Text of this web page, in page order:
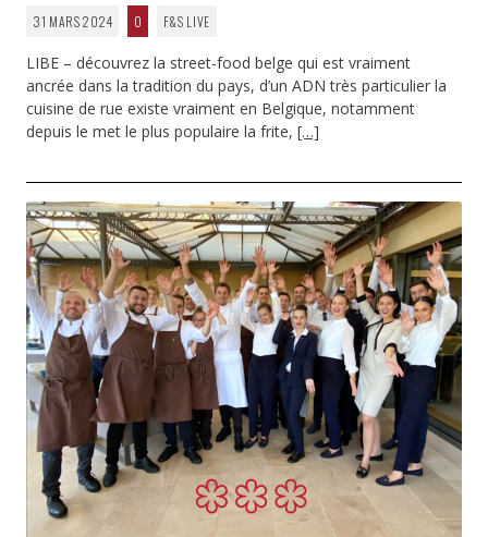
31 MARS 2024 0 F&S LIVE
LIBE – découvrez la street-food belge qui est vraiment
ancrée dans la tradition du pays, d’un ADN très particulier la
cuisine de rue existe vraiment en Belgique, notamment
depuis le met le plus populaire la frite, […]